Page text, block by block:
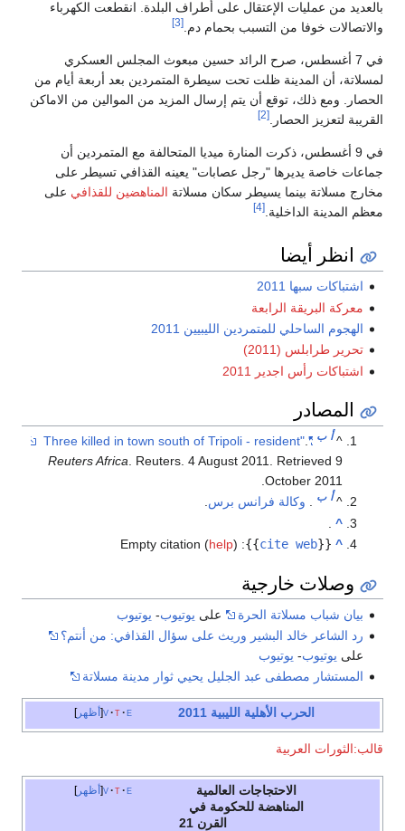
بالعديد من عمليات الإعتقال على أطراف البلدة. انقطعت الكهرباء
والاتصالات خوفا من التسبب بحمام دم. [3]
في 7 أغسطس، صرح الرائد حسين مبعوث المجلس العسكري
لمسلاتة، أن المدينة ظلت تحت سيطرة المتمردين بعد أربعة أيام من
الحصار. ومع ذلك، توقع أن يتم إرسال المزيد من الموالين من الاماكن
القريبة لتعزيز الحصار.
[2]
في 9 أغسطس، ذكرت المنارة ميديا المتحالفة مع المتمردين أن
جماعات خاصة يديرها "رجل عصابات" يعينه القذافي تسيطر على
مخارج مسلاتة بينما يسيطر سكان مسلاتة المناهضين للقذافي على
معظم المدينة الداخلية. [4]
انظر أيضا
اشتباكات سبها 2011
معركة البريقة الرابعة
الهجوم الساحلي للمتمردين الليبيين 2011
تحرير طرابلس (2011)
اشتباكات رأس اجدير 2011
المصادر
^أ ب "Three killed in town south of Tripoli - resident"
.
Reuters Africa . Reuters. 4 August 2011 . Retrieved9
October 2011
.
^أ ب . وكالة فرانس برس.
^
^
{{
cite web
}}
:
Empty citation (help)
وصلات خارجية
بيان شباب مسلاتة الحرة على يوتيوب- يوتيوب
رد الشاعر خالد البشير وريث على سؤال القذافي: من أنتم؟
على يوتيوب- يوتيوب
المستشار مصطفى عبد الجليل يحيي ثوار مدينة مسلاتة
أظهر v t e الحرب الأهلية الليبية 2011
قالب:الثورات العربية
أظهر v t e
الاحتجاجات العالمية
المناهضة للحكومة في
القرن 21